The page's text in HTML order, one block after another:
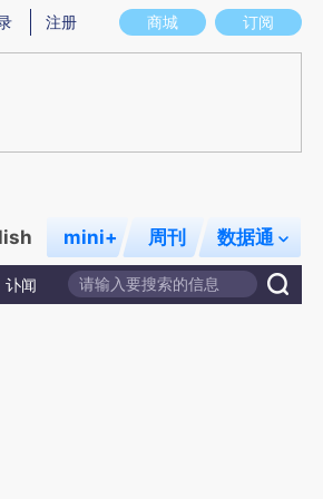
意图存在偏差。不代表财新观点和立场。推荐点
商城 订阅
注册
mini+ 周刊 数据通
讣闻